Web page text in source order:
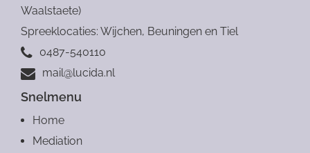
Waalstaete)
Spreeklocaties: Wijchen, Beuningen en Tiel
0487-540110
mail@lucida.nl
Snelmenu
Home
Mediation